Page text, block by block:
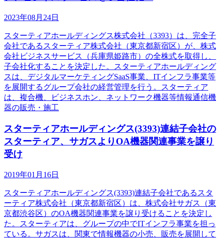
2023年08月24日
スターティアホールディングス株式会社（3393）は、完全子
会社であるスターティア株式会社（東京都新宿区）が、株式
会社ビジネスサービス（兵庫県姫路市）の全株式を取得し、
子会社化することを決定した。スターティアホールディング
スは、デジタルマーケティングSaaS事業、ITインフラ事業等
を展開するグループ会社の経営管理を行う。スターティア
は、複合機、ビジネスホン、ネットワーク機器等情報通信機
器の販売・施工
スターティアホールディングス(3393)連結子会社の
スターティア、サガスよりOA機器関連事業を譲り
受け
2019年01月16日
スターティアホールディングス(3393)連結子会社であるスタ
ーティア株式会社（東京都新宿区）は、株式会社サガス（東
京都渋谷区）のOA機器関連事業を譲り受けることを決定し
た。スターティアは、グループの中でITインフラ事業を担っ
ている。サガスは、関東で情報機器の小売、販売を展開して